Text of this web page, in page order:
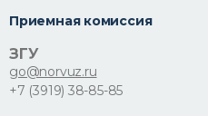
Приемная комиссия
ЗГУ
go@norvuz.ru
+7 (3919) 38-85-85